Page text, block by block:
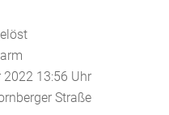
2022 13:56 Uhr
Straße